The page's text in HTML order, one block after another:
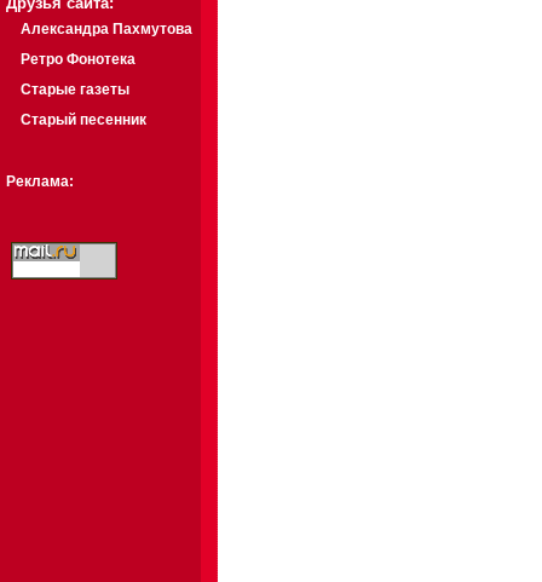
Александра Пахмутова
Ретро Фонотека
Старые газеты
Старый песенник
Реклама: